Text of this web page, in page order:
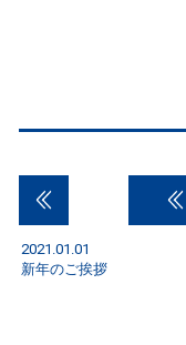
2021.01.01
新年のご挨拶